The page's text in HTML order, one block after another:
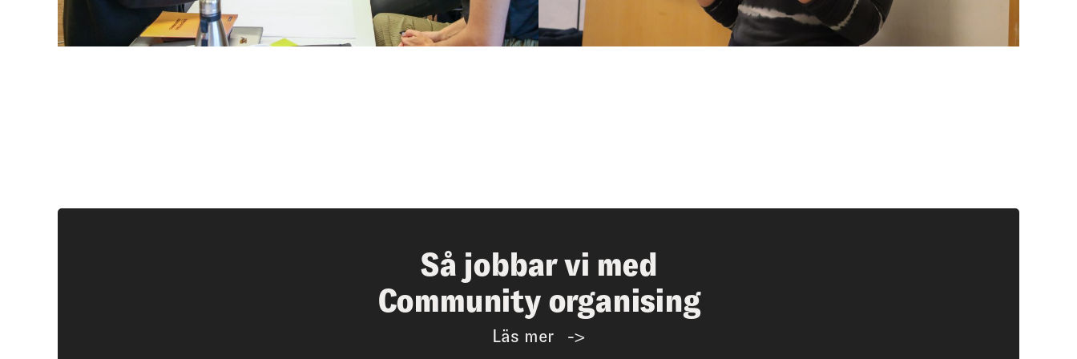
Så jobbar vi med
Community organising
Läs mer